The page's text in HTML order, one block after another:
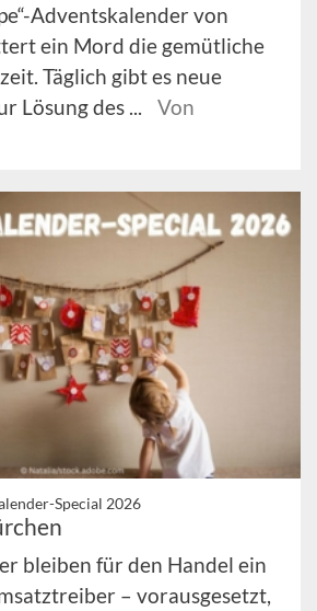
Adventskalender von
ein Mord die gemütliche
Täglich gibt es neue
Lösung des ...
Von
Special 2026
bleiben für den Handel ein
– vorausgesetzt,